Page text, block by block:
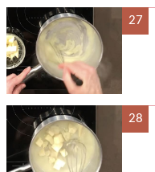
27
28